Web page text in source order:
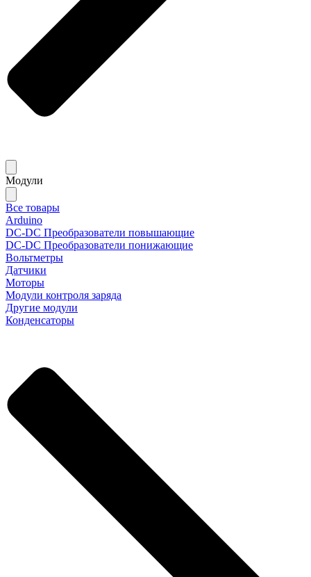
Модули
Все товары
Arduino
DC-DC Преобразователи повышающие
DC-DC Преобразователи понижающие
Вольтметры
Датчики
Моторы
Модули контроля заряда
Другие модули
Конденсаторы